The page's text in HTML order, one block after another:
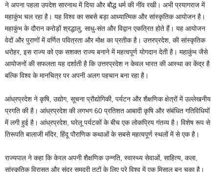
ने अपना पहला उपदेश सारनाथ में दिया और बौद्ध धर्म की नींव रखी। अभी प्रयागराज में
महाकुंभ चल रहा है। यह विश्व का सबसे बड़ा आध्यात्मिक और सांस्कृतिक आयोजन है।
महाकुंभ के दौरान करोड़ों श्रद्धालु, साधु-संत और विद्वान एकत्रित होते हैं। यह आयोजन
वेदों और पुराणों में वर्णित पवित्रता और मोक्ष का प्रतीक है। उत्तरप्रदेश, की सांस्कृतिक
धरोहर, इस राज्य को एक सशक्त राज्य बनाने में महत्वपूर्ण योगदान देती है। महाकुंभ जैसे
आयोजनों की सफलता यह दर्शाती है कि उत्तरप्रदेश न केवल भारत की आस्था का केंद्र है
बल्कि विश्व के मानचित्र पर अपनी अलग पहचान बना रहा है।
आंध्रप्रदेश ने कृषि, उद्योग, सूचना प्रौद्योगिकी, पर्यटन और शैक्षणिक क्षेत्रों में उल्लेखनीय
प्रगति की है। आंध्रप्रदेश की लगभग 60 प्रतिशत आबादी कृषि और संबंधित गतिविधियों
में लगी हुई है। आंध्रप्रदेश, घरेलू पर्यटकों के बीच एक लोकप्रिय गंतव्य है। विशेष रूप से
तिरूपति बालाजी मंदिर, हिंदू पौराणिक कथाओं के सबसे महत्वपूर्ण स्थलों में से एक है।
राज्यपाल ने कहा कि केरल अपनी शैक्षणिक उन्नति, स्वास्थ्य सेवाओं, साहित्य, कला,
सांस्कृतिक विरासत और सुंदर समुद्री तटों के लिए पूरे विश्व में एक मिसाल बन चुका है।